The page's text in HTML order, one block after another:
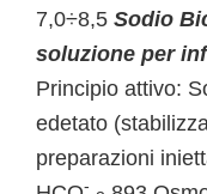
7,0÷8,5 Sodio
soluzione per
Principio attivo:
edetato
preparazioni
-